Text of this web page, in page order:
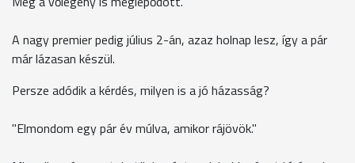
A nagy premier pedig július 2-án, azaz holnap lesz, így a pár
már lázasan készül.
Persze adódik a kérdés, milyen is a jó házasság?
"Elmondom egy pár év múlva, amikor rájövök."